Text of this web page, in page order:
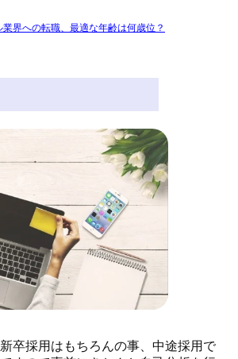
業界への転職、最適な年齢は何歳位？
め
卒採用はもちろんの事、中途採用で